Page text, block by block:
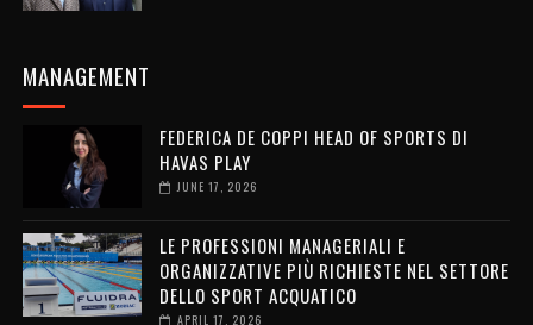
MANAGEMENT
FEDERICA DE COPPI HEAD OF SPORTS DI
HAVAS PLAY
JUNE 17, 2026
LE PROFESSIONI MANAGERIALI E
ORGANIZZATIVE PIÙ RICHIESTE NEL SETTORE
DELLO SPORT ACQUATICO
APRIL 17, 2026